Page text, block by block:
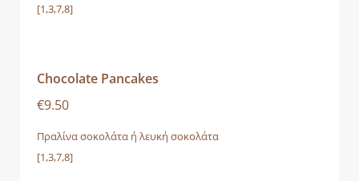
[1,3,7,8]
Chocolate Pancakes
€9.50
Πραλίνα σοκολάτα ή λευκή σοκολάτα
[1,3,7,8]